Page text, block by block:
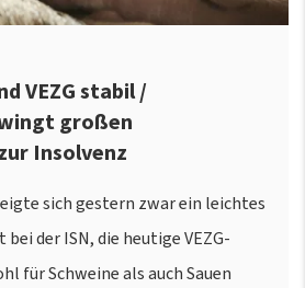
VEZG stabil /
großen
Insolvenz
sich gestern zwar ein leichtes
bei der ISN, die heutige VEZG-
für Schweine als auch Sauen